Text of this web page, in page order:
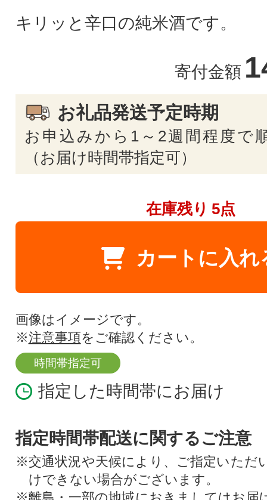
キリッと辛口の純米酒です。
寄付金額
お礼品発送予定時期
お申込みから1～2週間程度で
（お届け時間帯指定可）
在庫残り 5点
カートに入れ
画像はイメージです。
※注意事項をご確認ください。
時間帯指定可
指定した時間帯にお届け
指定時間帯配送に関するご注意
※交通状況や天候により、ご指定いただ
けできない場合がございます。